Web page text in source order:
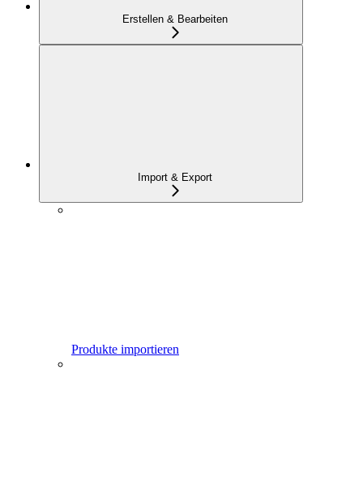
Erstellen & Bearbeiten
Import & Export
Produkte importieren